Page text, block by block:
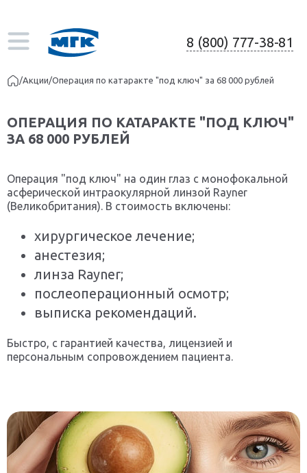
8 (800) 777-38-81
/Акции/Операция по катаракте "под ключ" за 68 000 рублей
ОПЕРАЦИЯ ПО КАТАРАКТЕ "ПОД КЛЮЧ"
ЗА 68 000 РУБЛЕЙ
Операция "под ключ" на один глаз с монофокальной
асферической интраокулярной линзой Rayner
(Великобритания). В стоимость включены:
хирургическое лечение;
анестезия;
линза Rayner;
послеоперационный осмотр;
выписка рекомендаций.
Быстро, с гарантией качества, лицензией и
персональным сопровождением пациента.